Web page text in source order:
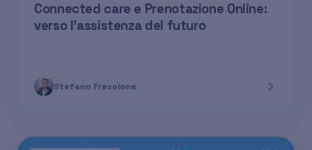
Connected care e Prenotazione Online:
verso l'assistenza del futuro
Stefano Fresolone